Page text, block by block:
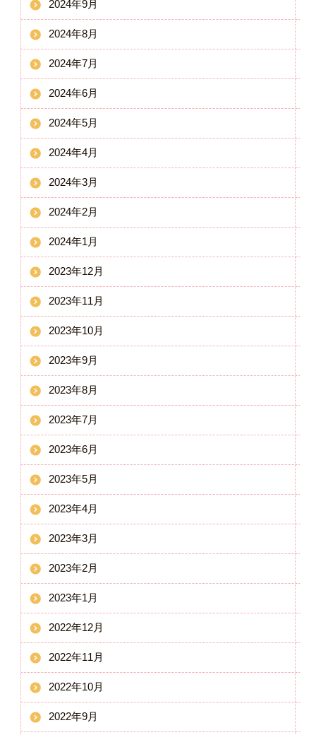
2024年9月
2024年8月
2024年7月
2024年6月
2024年5月
2024年4月
2024年3月
2024年2月
2024年1月
2023年12月
2023年11月
2023年10月
2023年9月
2023年8月
2023年7月
2023年6月
2023年5月
2023年4月
2023年3月
2023年2月
2023年1月
2022年12月
2022年11月
2022年10月
2022年9月